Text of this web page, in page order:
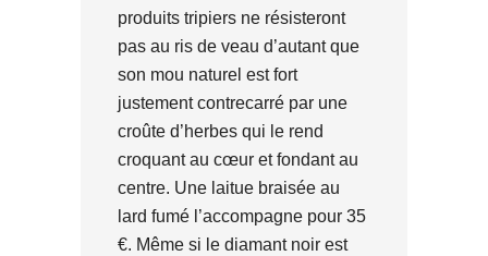
produits tripiers ne résisteront
pas au ris de veau d’autant que
son mou naturel est fort
justement contrecarré par une
croûte d’herbes qui le rend
croquant au cœur et fondant au
centre. Une laitue braisée au
lard fumé l’accompagne pour 35
€. Même si le diamant noir est